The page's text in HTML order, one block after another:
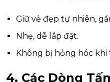
Giữ vẻ đẹp tự nhiên,
Nhẹ, dễ lắp đặt.
Không bị hỏng hóc khi
4. Các Dòng